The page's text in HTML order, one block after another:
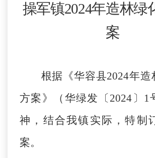
操军镇2024年造林绿
案
根据《华容县2024年
方案》（ 华绿发 〔 2024 〕 1
神， 结合我镇实际，特制
案。